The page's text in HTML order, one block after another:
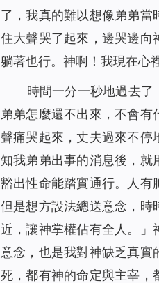
了，我真的難以想像弟弟
住大聲哭了起來，邊哭邊向
躺著也行。神啊！我現在心
時間一分一秒地過去了
弟弟怎麼還不出來，不會
聲痛哭起來，丈夫過來不停
知我弟弟出事的消息後，就
豁出性命能踏實通行。人有
但是想方設法總送意念，時
近，讓神掌權佔有全人。
意念，也是我對神缺乏真實
死，都有神的命定與主宰，